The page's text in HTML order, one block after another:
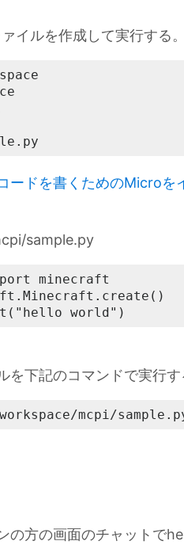
イルを作成して実行する。
ードを書くためのMicroを
sample.py
minecraft
world")
を下記のコマンドで実行す
mcpi/
の方の画面のチャットで